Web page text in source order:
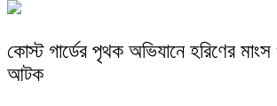
কোস্ট গার্ডের পৃথক অভিযানে হরিণের
আটক